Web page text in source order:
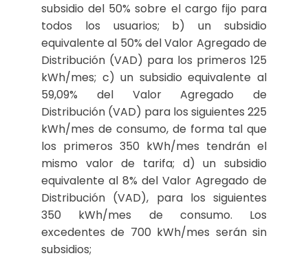
subsidio del 50% sobre el cargo fijo para
todos los usuarios; b) un subsidio
equivalente al 50% del Valor Agregado de
Distribución (VAD) para los primeros 125
kWh/mes; c) un subsidio equivalente al
59,09% del Valor Agregado de
Distribución (VAD) para los siguientes 225
kWh/mes de consumo, de forma tal que
los primeros 350 kWh/mes tendrán el
mismo valor de tarifa; d) un subsidio
equivalente al 8% del Valor Agregado de
Distribución (VAD), para los siguientes
350 kWh/mes de consumo. Los
excedentes de 700 kWh/mes serán sin
subsidios;